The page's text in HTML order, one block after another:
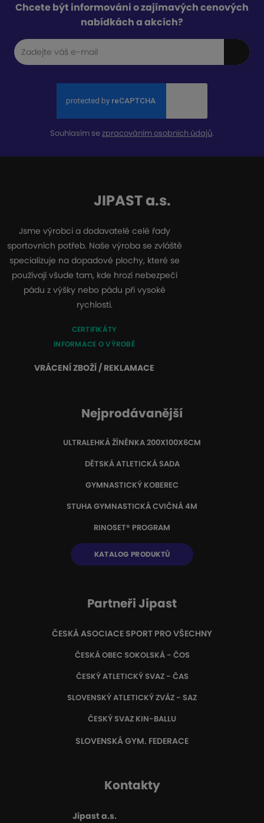
Chcete být informováni o zajímavých cenových
nabídkách a akcích?
Souhlasím sezpracováním osobních údajů.
JIPAST a.s.
Jsme výrobci a dodavatelé celé řady
sportovních potřeb. Naše výroba se zvláště
specializuje na dopadové plochy, které se
používají všude tam, kde hrozí nebezpečí
pádu z výšky nebo pádu při vysoké
rychlosti.
CERTIFIKÁTY
INFORMACE O VÝROBĚ
VRÁCENÍ ZBOŽÍ / REKLAMACE
Nejprodávanější
ULTRALEHKÁ ŽÍNĚNKA 200X100X6CM
DĚTSKÁ ATLETICKÁ SADA
GYMNASTICKÝ KOBEREC
STUHA GYMNASTICKÁ CVIČNÁ 4M
RINOSET® PROGRAM
KATALOG PRODUKTŮ
Partneři Jipast
ČESKÁ ASOCIACE SPORT PRO VŠECHNY
ČESKÁ OBEC SOKOLSKÁ - ČOS
ČESKÝ ATLETICKÝ SVAZ - ČAS
SLOVENSKÝ ATLETICKÝ ZVÄZ - SAZ
ČESKÝ SVAZ KIN-BALLU
SLOVENSKÁ GYM. FEDERACE
Kontakty
Jipast a.s.